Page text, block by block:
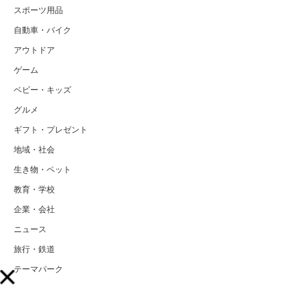
スポーツ用品
自動車・バイク
アウトドア
ゲーム
ベビー・キッズ
グルメ
ギフト・プレゼント
地域・社会
生き物・ペット
教育・学校
企業・会社
ニュース
旅行・鉄道
テーマパーク